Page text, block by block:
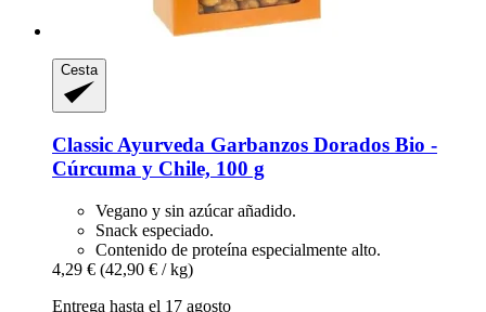
Cesta
Classic Ayurveda Garbanzos Dorados Bio -​
Cúrcuma y Chile, 100 g
Vegano y sin azúcar añadido.
Snack especiado.
Contenido de proteína especialmente alto.
4,29 € (42,90 € / kg)
Entrega hasta el 17 agosto